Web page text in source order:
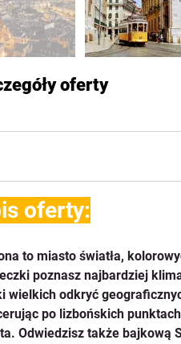
oferty
oferty:
to miasto światła,
poznasz najbardziej
wielkich odkryć
po lizbońskich
Odwiedzisz także bajkową